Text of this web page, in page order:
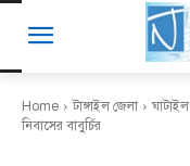
Home টাঙ্গাইল জেলা ঘাটাইল
নিবাসের বাবুর্চির